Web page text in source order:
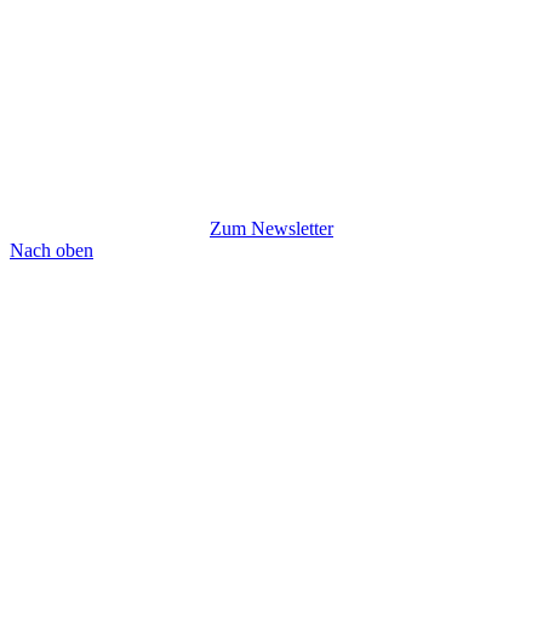
Zum Newsletter
Nach oben